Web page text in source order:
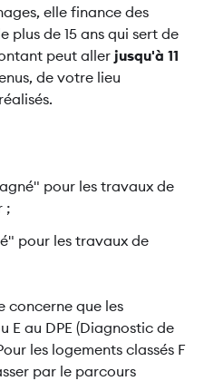
elle finance des
plus de 15 ans qui sert de
peut aller jusqu'à 11
de votre lieu
pour les travaux de
;
pour les travaux de
concerne que les
E au DPE (Diagnostic de
les logements classés F
par le parcours